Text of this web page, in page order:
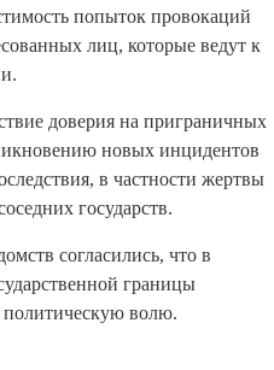
попыток провокаций
лиц, которые ведут к
доверия на приграничных
новых инцидентов
в частности жертвы
государств.
согласились, что в
границы
политическую волю.